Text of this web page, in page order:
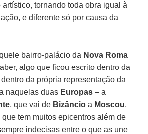
tornando toda obra igual à
e diferente só por causa da
bairro-palácio da Nova Roma
algo que ficou escrito dentro da
da própria representação da
naquelas duas Europas– a
, que vai de Bizâncioa Moscou,
que tem muitos epicentros além de
indecisas entre o que as une